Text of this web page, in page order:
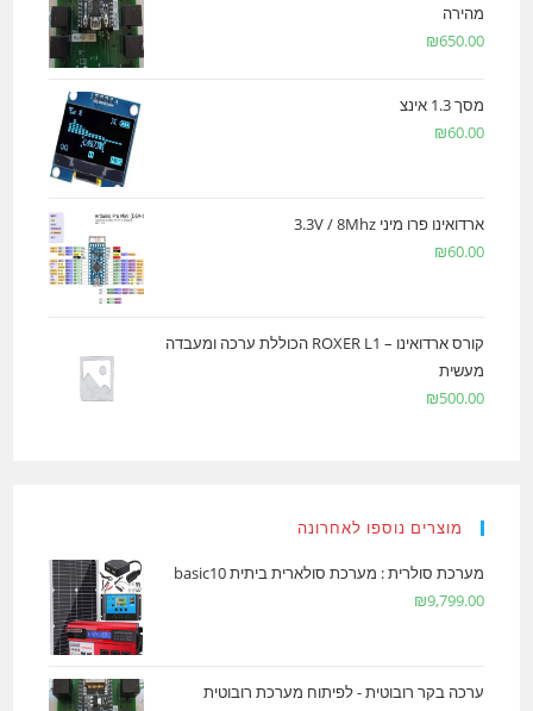
מהירה
₪650.00
מסך 1.3 אינצ
₪60.00
ארדואינו פרו מיני 3.3V / 8Mhz
₪60.00
קורס ארדואינו – ROXER L1 הכוללת ערכה ומעבדה
מעשית
₪500.00
מוצרים נוספו לאחרונה
מערכת סולרית : מערכת סולארית ביתית basic10
₪9,799.00
ערכה בקר רובוטית - לפיתוח מערכת רובוטית